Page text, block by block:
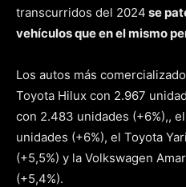
transcurridos del 2024 se
vehículos que en el mismo
Los autos más
Toyota Hilux con 2.967
con 2.483 unidades (+6%),,
unidades (+6%), el Toyota
(+5,5%) y la Volkswagen
(+5,4%).